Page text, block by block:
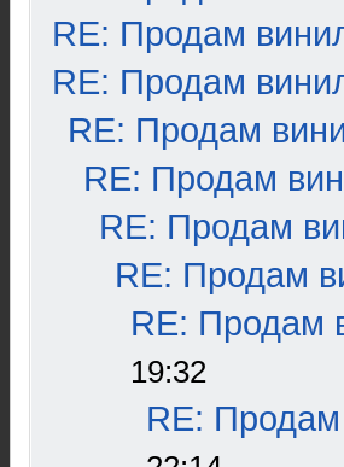
RE: Продам
RE: Продам
RE: Продам
RE: Продам
RE: Продам
RE: Продам
RE: Продам
19:32
RE: